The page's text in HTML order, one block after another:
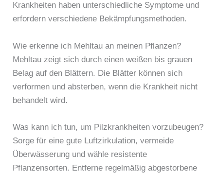
Krankheiten haben unterschiedliche Symptome und
erfordern verschiedene Bekämpfungsmethoden.
Wie erkenne ich Mehltau an meinen Pflanzen?
Mehltau zeigt sich durch einen weißen bis grauen
Belag auf den Blättern. Die Blätter können sich
verformen und absterben, wenn die Krankheit nicht
behandelt wird.
Was kann ich tun, um Pilzkrankheiten vorzubeugen?
Sorge für eine gute Luftzirkulation, vermeide
Überwässerung und wähle resistente
Pflanzensorten. Entferne regelmäßig abgestorbene